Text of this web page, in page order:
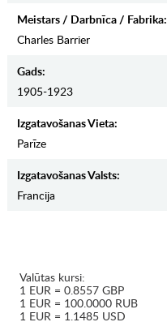
Meistars / Darbnīca / Fabrika:
Charles Barrier
Gads:
1905-1923
Izgatavošanas Vieta:
Parīze
Izgatavošanas Valsts:
Francija
Valūtas kursi:
1 EUR = 0.8557 GBP
1 EUR = 100.0000 RUB
1 EUR = 1.1485 USD